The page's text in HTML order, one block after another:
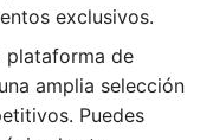
exclusivos.
plataforma de
amplia selección
Puedes